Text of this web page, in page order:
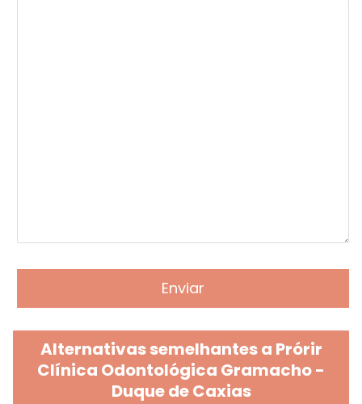
Alternativas semelhantes a Prórir
Clínica Odontológica Gramacho -
Duque de Caxias